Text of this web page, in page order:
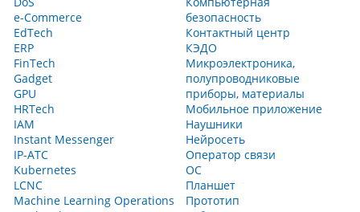
e-Commerce
EdTech
ERP
FinTech
Gadget
GPU
HRTech
IAM
Instant Messenger
IP-АТС
Kubernetes
LCNC
Machine Learning Operations
безопасность
Контактный центр
КЭДО
Микроэлектроника,
полупроводниковые
приборы, материалы
Мобильное приложение
Наушники
Нейросеть
Оператор связи
ОС
Планшет
Прототип